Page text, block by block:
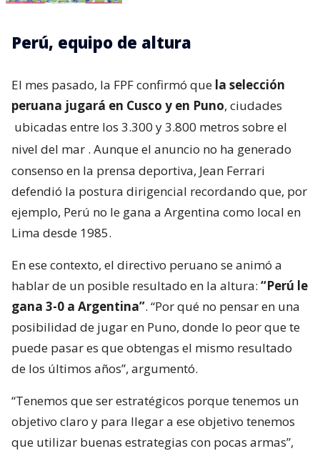
Perú, equipo de altura
El mes pasado, la FPF confirmó que la selección
peruana jugará en Cusco y en Puno, ciudades
ubicadas entre los 3.300 y 3.800 metros sobre el
nivel del mar . Aunque el anuncio no ha generado
consenso en la prensa deportiva, Jean Ferrari
defendió la postura dirigencial recordando que, por
ejemplo, Perú no le gana a Argentina como local en
Lima desde 1985.
En ese contexto, el directivo peruano se animó a
hablar de un posible resultado en la altura: “Perú le
gana 3-0 a Argentina”. “Por qué no pensar en una
posibilidad de jugar en Puno, donde lo peor que te
puede pasar es que obtengas el mismo resultado
de los últimos años”, argumentó.
“Tenemos que ser estratégicos porque tenemos un
objetivo claro y para llegar a ese objetivo tenemos
que utilizar buenas estrategias con pocas armas”,